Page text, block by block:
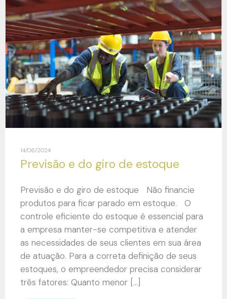
14/06/2024
Previsão e do giro de estoque
Previsão e do giro de estoque Não financie
produtos para ficar parado em estoque. O
controle eficiente do estoque é essencial para
a empresa manter-se competitiva e atender
as necessidades de seus clientes em sua área
de atuação. Para a correta definição de seus
estoques, o empreendedor precisa considerar
três fatores: Quanto menor […]